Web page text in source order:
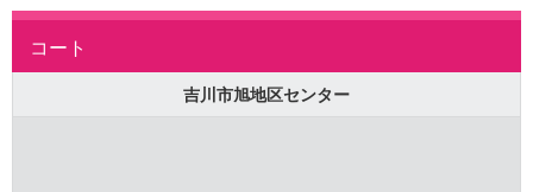
コート
吉川市旭地区センター